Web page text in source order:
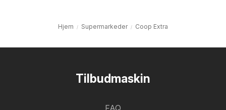
Hjem Supermarkeder Coop Extra
Tilbudmaskin